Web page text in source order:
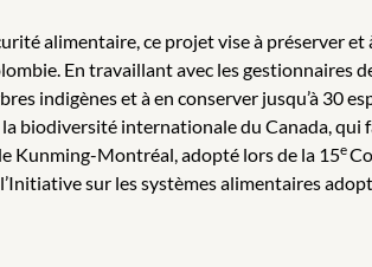
alimentaire, ce projet vise à préserver
En travaillant avec les gestionnaires
indigènes et à en conserver jusqu’à 30
biodiversité internationale du Canada,
Kunming-Montréal, adopté lors de la 15e
sur les systèmes alimentaires